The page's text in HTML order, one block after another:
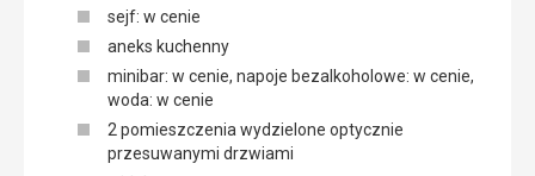
sejf: w cenie
aneks kuchenny
minibar: w cenie, napoje bezalkoholowe: w cenie,
woda: w cenie
2 pomieszczenia wydzielone optycznie
przesuwanymi drzwiami